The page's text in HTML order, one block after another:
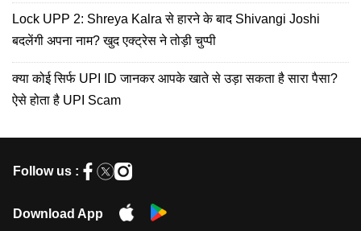
Lock UPP 2: Shreya Kalra से हारने के बाद Shivangi Joshi
बदलेंगी अपना नाम? खुद एक्ट्रेस ने तोड़ी चुप्पी
क्या कोई सिर्फ UPI ID जानकर आपके खाते से उड़ा सकता है सारा पैसा?
ऐसे होता है UPI Scam
Follow us :
Download App